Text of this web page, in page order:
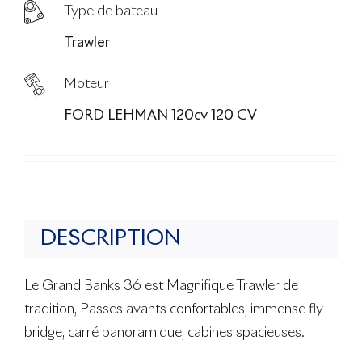
Type de bateau
Trawler
Moteur
FORD LEHMAN 120cv 120 CV
DESCRIPTION
Le Grand Banks 36 est Magnifique Trawler de
tradition, Passes avants confortables, immense fly
bridge, carré panoramique, cabines spacieuses.